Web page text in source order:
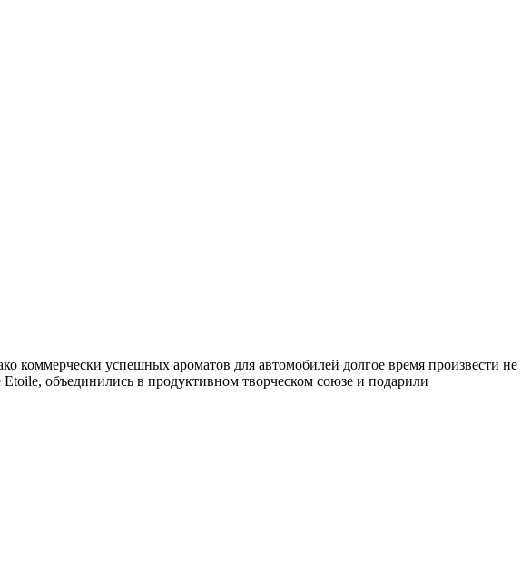
коммерчески успешных ароматов для автомобилей долгое время произвести не
объединились в продуктивном творческом союзе и подарили